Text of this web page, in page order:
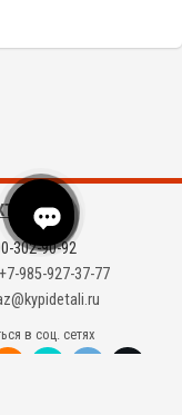
302-90-92
+7-985-927-37-77
в соц. сетях